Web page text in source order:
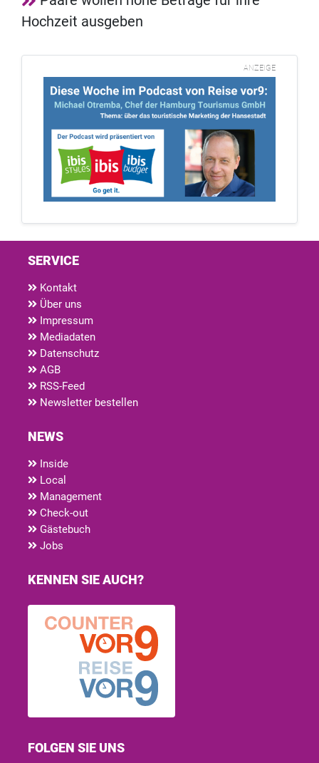
Hochzeit ausgeben
ANZEIGE
SERVICE
Kontakt
Über uns
Impressum
Mediadaten
Datenschutz
AGB
RSS-Feed
Newsletter bestellen
NEWS
Inside
Local
Management
Check-out
Gästebuch
Jobs
KENNEN SIE AUCH?
FOLGEN SIE UNS